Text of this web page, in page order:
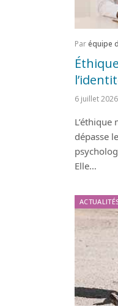
Paréquipe
6 juillet 2026
dépasse
Elle…